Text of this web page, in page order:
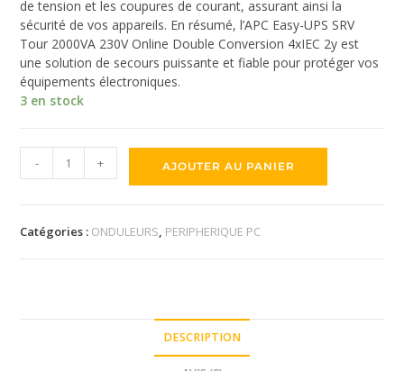
de tension et les coupures de courant, assurant ainsi la
sécurité de vos appareils. En résumé, l’APC Easy-UPS SRV
Tour 2000VA 230V Online Double Conversion 4xIEC 2y est
une solution de secours puissante et fiable pour protéger vos
équipements électroniques.
3 en stock
- + AJOUTER AU PANIER
Catégories : ONDULEURS, PERIPHERIQUE PC
DESCRIPTION